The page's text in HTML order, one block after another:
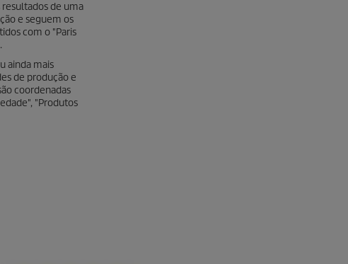
de uma
e seguem os
com o "Paris
ainda mais
de produção e
coordenadas
"Produtos